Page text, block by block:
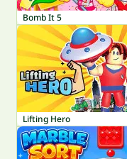
Bomb It 5
Lifting Hero